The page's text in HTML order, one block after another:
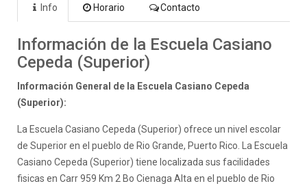
Info Horario Contacto
Información de la Escuela Casiano
Cepeda (Superior)
Información General de la Escuela Casiano Cepeda
(Superior):
La Escuela Casiano Cepeda (Superior) ofrece un nivel escolar
de Superior en el pueblo de Rio Grande, Puerto Rico. La Escuela
Casiano Cepeda (Superior) tiene localizada sus facilidades
fisicas en Carr 959 Km 2 Bo Cienaga Alta en el pueblo de Rio